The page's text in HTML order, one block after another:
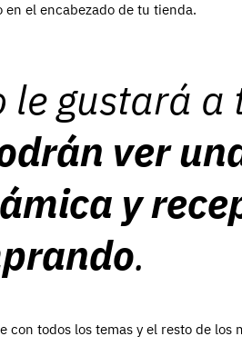
el encabezado de tu tienda.
le gustará a
ver
y
.
con todos los temas y el resto de los